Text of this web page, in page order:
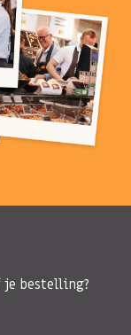
je bestelling?